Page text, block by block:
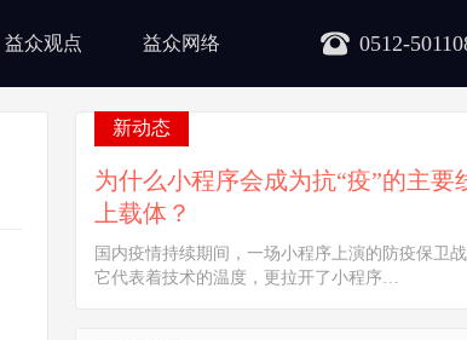
0512-
益众观点 益众网络
新动态
为什么小程序会成为抗“疫”的主要
上载体？
国内疫情持续期间，一场小程序上演的防疫保卫
它代表着技术的温度，更拉开了小程序…